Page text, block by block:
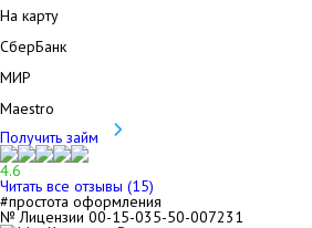
На карту
СберБанк
МИР
Maestro
Получить займ
4.6
Читать все отзывы (15)
#простота оформления
№ Лицензии 00-15-035-50-007231